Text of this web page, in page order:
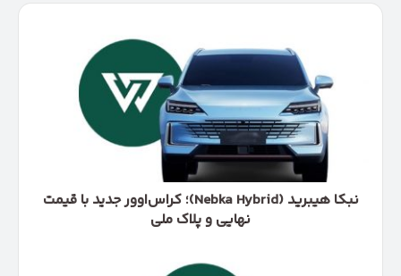
Hybrid)؛
کراس‌اوور
نبکا هیبرید (Nebka Hybrid)؛ کراس‌اوور جدید با قیمت
نهایی و پلاک ملی